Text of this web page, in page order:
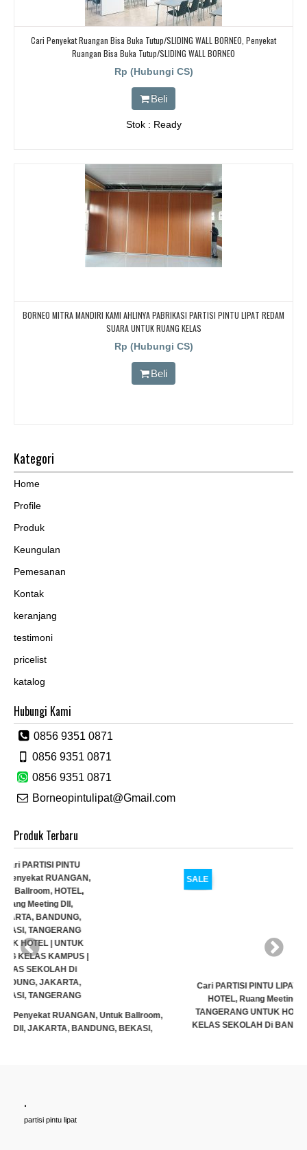
Cari Penyekat Ruangan Bisa Buka Tutup/SLIDING WALL BORNEO, Penyekat
Ruangan Bisa Buka Tutup/SLIDING WALL BORNEO
Rp (Hubungi CS)
Beli
Stok : Ready
BORNEO MITRA MANDIRI KAMI AHLINYA PABRIKASI PARTISI PINTU LIPAT REDAM
SUARA UNTUK RUANG KELAS
Rp (Hubungi CS)
Beli
Kategori
Home
Profile
Produk
Keungulan
Pemesanan
Kontak
keranjang
testimoni
pricelist
katalog
Hubungi Kami
0856 9351 0871
0856 9351 0871
0856 9351 0871
Borneopintulipat@Gmail.com
Produk Terbaru
SALE
Cari PARTISI PINTU LIPAT Penyekat RUANGAN, Untuk Ballroom,
HOTEL, Ruang Meeting Dll, JAKARTA, BANDUNG, BEKASI,
TANGERANG UNTUK HOTEL | UNTUK RUANG KELAS KAMPUS |
KELAS SEKOLAH Di BANDUNG, JAKARTA, BEKASI, TANGERANG
.
partisi pintu lipat